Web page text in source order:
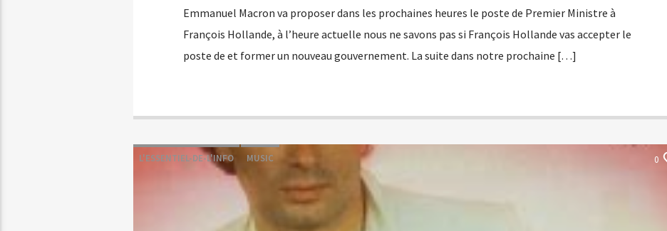
Emmanuel Macron va proposer dans les prochaines heures le poste de Premier Ministre à
François Hollande, à l’heure actuelle nous ne savons pas si François Hollande vas accepter le
poste de et former un nouveau gouvernement. La suite dans notre prochaine […]
L'ESSENTIEL-DE-L'INFO MUSIC 0